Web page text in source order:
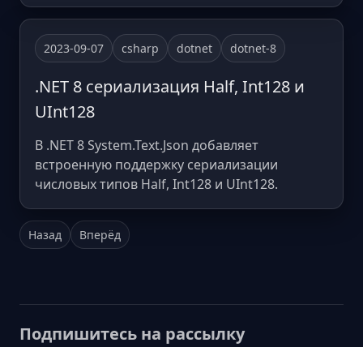
2023-09-07 csharp dotnet dotnet-8
.NET 8 сериализация Half, Int128 и
UInt128
В .NET 8 System.Text.Json добавляет
встроенную поддержку сериализации
числовых типов Half, Int128 и UInt128.
Назад Вперёд
Подпишитесь на рассылку